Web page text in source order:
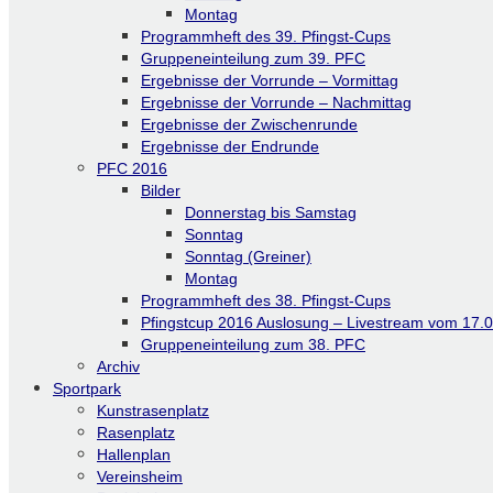
Montag
Programmheft des 39. Pfingst-Cups
Gruppeneinteilung zum 39. PFC
Ergebnisse der Vorrunde – Vormittag
Ergebnisse der Vorrunde – Nachmittag
Ergebnisse der Zwischenrunde
Ergebnisse der Endrunde
PFC 2016
Bilder
Donnerstag bis Samstag
Sonntag
Sonntag (Greiner)
Montag
Programmheft des 38. Pfingst-Cups
Pfingstcup 2016 Auslosung – Livestream vom
Gruppeneinteilung zum 38. PFC
Archiv
Sportpark
Kunstrasenplatz
Rasenplatz
Hallenplan
Vereinsheim